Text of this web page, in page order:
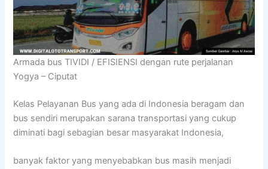
Armada bus TIVIDI / EFISIENSI dengan rute perjalanan
Yogya – Ciputat
Kelas Pelayanan Bus yang ada di Indonesia beragam dan
bus sendiri merupakan sarana transportasi yang cukup
diminati bagi sebagian besar masyarakat Indonesia,
banyak faktor yang menyebabkan bus masih menjadi